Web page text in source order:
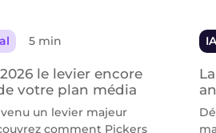
5 min
le levier encore
votre plan média
un levier majeur
comment Pickers
IA